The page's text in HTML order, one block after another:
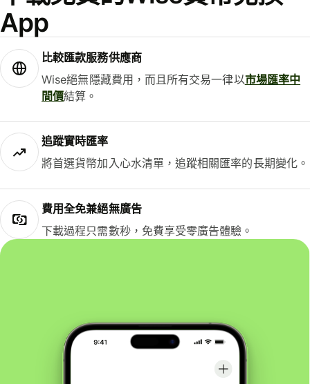
App
比較匯款服務供應商
Wise絕無隱藏費用，而且所有交易一律以市場匯率中
間價結算。
追蹤實時匯率
將首選貨幣加入心水清單，追蹤相關匯率的長期變化。
費用全免兼絕無廣告
下載過程只需數秒，免費享受零廣告體驗。